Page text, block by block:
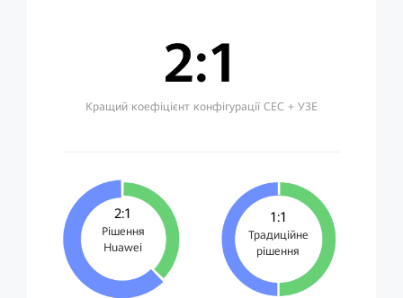
Кращий коефіцієнт конфігурації СЕС + УЗЕ
2:1
Рішення
Huawei
1:1
Традиційне
рішення